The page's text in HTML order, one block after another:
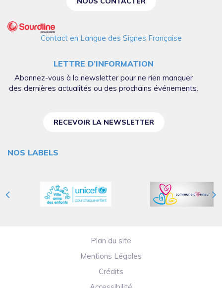
Contact en Langue des Signes Française
LETTRE D’INFORMATION
Abonnez-vous à la newsletter pour ne rien manquer
des dernières actualités ou des prochains événements.
RECEVOIR LA NEWSLETTER
NOS LABELS
Plan du site
Mentions Légales
Crédits